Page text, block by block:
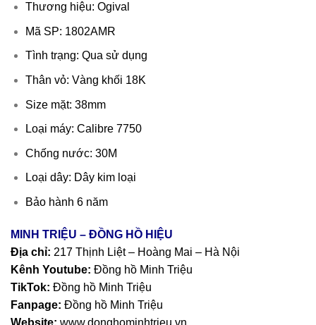
Thương hiệu: Ogival
Mã SP: 1802AMR
Tình trạng: Qua sử dụng
Thân vỏ: Vàng khối 18K
Size mặt: 38mm
Loại máy: Calibre 7750
Chống nước: 30M
Loại dây: Dây kim loại
Bảo hành 6 năm
MINH TRIỆU – ĐỒNG HỒ HIỆU
Địa chỉ: 217 Thịnh Liệt – Hoàng Mai – Hà Nội
Kênh Youtube: Đồng hồ Minh Triệu
TikTok: Đồng hồ Minh Triệu
Fanpage: Đồng hồ Minh Triệu
Website: www.donghominhtrieu.vn